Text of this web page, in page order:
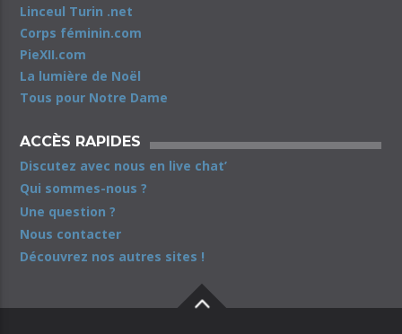
Linceul Turin .net
Corps féminin.com
PieXII.com
La lumière de Noël
Tous pour Notre Dame
ACCÈS RAPIDES
Discutez avec nous en live chat’
Qui sommes-nous ?
Une question ?
Nous contacter
Découvrez nos autres sites !